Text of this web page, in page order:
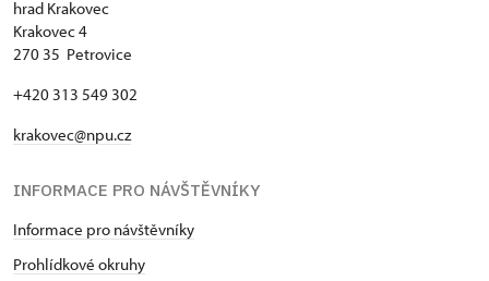
hrad Krakovec
Krakovec 4
270 35 Petrovice
+420 313 549 302
krakovec@npu.cz
INFORMACE PRO NÁVŠTĚVNÍKY
Informace pro návštěvníky
Prohlídkové okruhy